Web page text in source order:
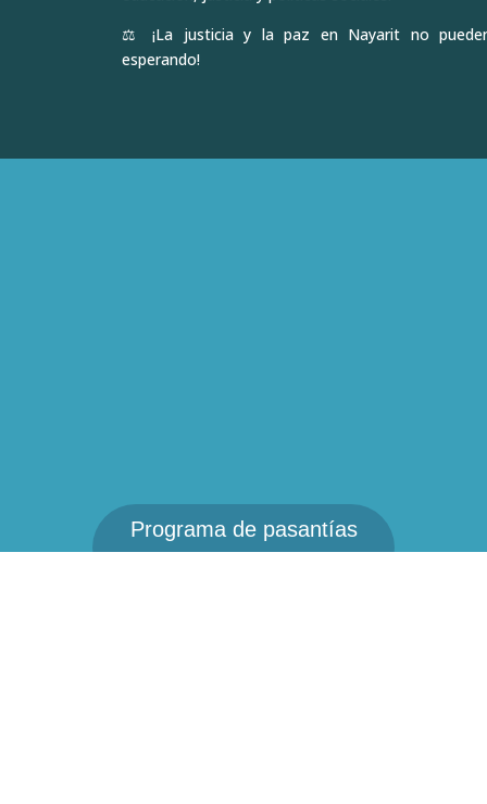
⚖️ ¡La justicia y la paz en Nayarit no
esperando!
Programa de pasantías